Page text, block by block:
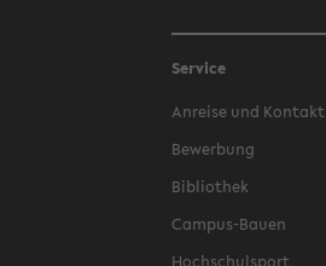
Service
Anreise und Kontakt
Bewerbung
Bibliothek
Campus-Bauen